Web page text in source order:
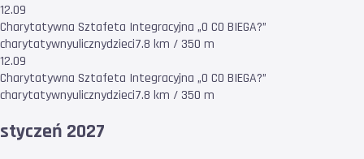
12.09
Charytatywna Sztafeta Integracyjna „O CO BIEGA?”
charytatywnyulicznydzieci7.8 km / 350 m
12.09
Charytatywna Sztafeta Integracyjna „O CO BIEGA?”
charytatywnyulicznydzieci7.8 km / 350 m
styczeń 2027